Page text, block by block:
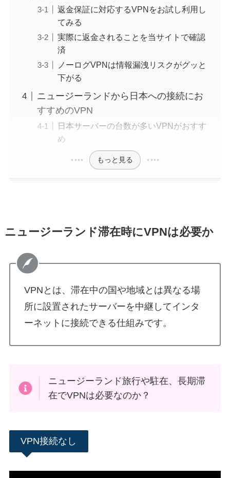
返金保証に対応するVPNをお試し利用し
てみる
実際に返金されることを当サイトで確認
済
ノーログVPNは情報漏洩リスクがグッと
下がる
ニュージーランドから日本への接続にお
すすめのVPN
日本サーバーの台数が多いVPNがおすす
め
もっと見る
ニュージーランド滞在時にVPNは必要か
VPNとは、滞在中の国や地域とは異なる場
所に設置されたサーバーを中継してインタ
ーネットに接続できる仕組みです。
ニュージーランド旅行や駐在、長期滞
在でVPNは必要なのか？
VPN接続なし